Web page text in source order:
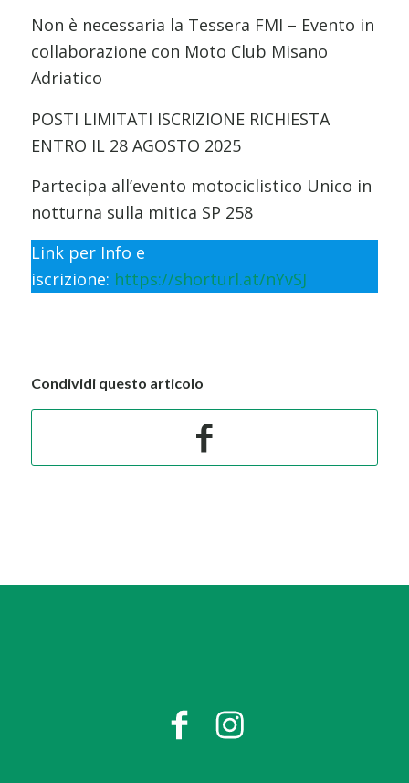
Non è necessaria la Tessera FMI – Evento in
collaborazione con Moto Club Misano
Adriatico
POSTI LIMITATI ISCRIZIONE RICHIESTA
ENTRO IL 28 AGOSTO 2025
Partecipa all’evento motociclistico Unico in
notturna sulla mitica SP 258
Link per Info e
iscrizione: https://shorturl.at/nYvSJ
Condividi questo articolo